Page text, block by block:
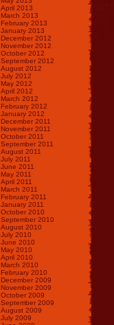
April 2013
March 2013
February 2013
January 2013
December 2012
November 2012
October 2012
September 2012
August 2012
July 2012
May 2012
April 2012
March 2012
February 2012
January 2012
December 2011
November 2011
October 2011
September 2011
August 2011
July 2011
June 2011
May 2011
April 2011
March 2011
February 2011
January 2011
October 2010
September 2010
August 2010
July 2010
June 2010
May 2010
April 2010
March 2010
February 2010
December 2009
November 2009
October 2009
September 2009
August 2009
July 2009